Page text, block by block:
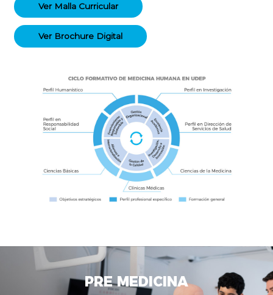
Ver Malla Curricular
Ver Brochure Digital
PREMEDICINA